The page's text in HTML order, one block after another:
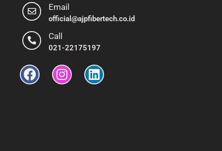
Email
official@ajpfibertech.co.id
Call
021-22175197